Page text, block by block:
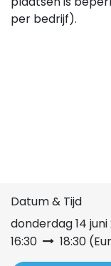
per bedrijf).
Datum & Tijd
donderdag 14 juni
16:30
18:30 (